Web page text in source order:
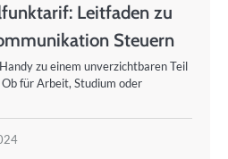
Leitfaden zu
Steuern
zu einem unverzichtbaren Teil
für Arbeit, Studium oder